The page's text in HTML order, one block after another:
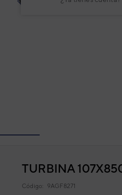
TURBINA
Código: 9AGF8271